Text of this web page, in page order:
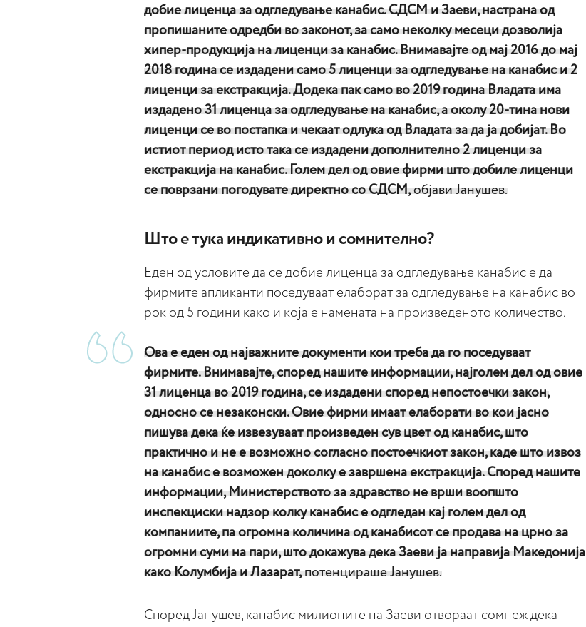
добие лиценца за одгледување канабис. СДСМ и Заеви, настрана од
пропишаните одредби во законот, за само неколку месеци дозволија
хипер-продукција на лиценци за канабис. Внимавајте од мај 2016 до мај
2018 година се издадени само 5 лиценци за одгледување на канабис и 2
лиценци за екстракција. Додека пак само во 2019 година Владата има
издадено 31 лиценца за одгледување на канабис, а околу 20-тина нови
лиценци се во постапка и чекаат одлука од Владата за да ја добијат. Во
истиот период исто така се издадени дополнително 2 лиценци за
екстракција на канабис. Голем дел од овие фирми што добиле лиценци
се поврзани погодувате директно со СДСМ,објави Јанушев.
Што е тука индикативно и сомнително?
Еден од условите да се добие лиценца за одгледување канабис е да
фирмите апликанти поседуваат елаборат за одгледување на канабис во
рок од 5 години како и која е намената на произведеното количество.
Ова е еден од најважните документи кои треба да го поседуваат
фирмите. Внимавајте, според нашите информации, најголем дел од овие
31 лиценца во 2019 година, се издадени според непостоечки закон,
односно се незаконски. Овие фирми имаат елаборати во кои јасно
пишува дека ќе извезуваат произведен сув цвет од канабис, што
практично и не е возможно согласно постоечкиот закон, каде што извоз
на канабис е возможен доколку е завршена екстракција. Според нашите
информации, Министерството за здравство не врши воопшто
инспекциски надзор колку канабис е одгледан кај голем дел од
компаниите, па огромна количина од канабисот се продава на црно за
огромни суми на пари, што докажува дека Заеви ја направија Македонија
како Колумбија и Лазарат,потенцираше Јанушев.
Според Јанушев, канабис милионите на Заеви отвораат сомнеж дека